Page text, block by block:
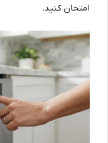
امتحان کنید.